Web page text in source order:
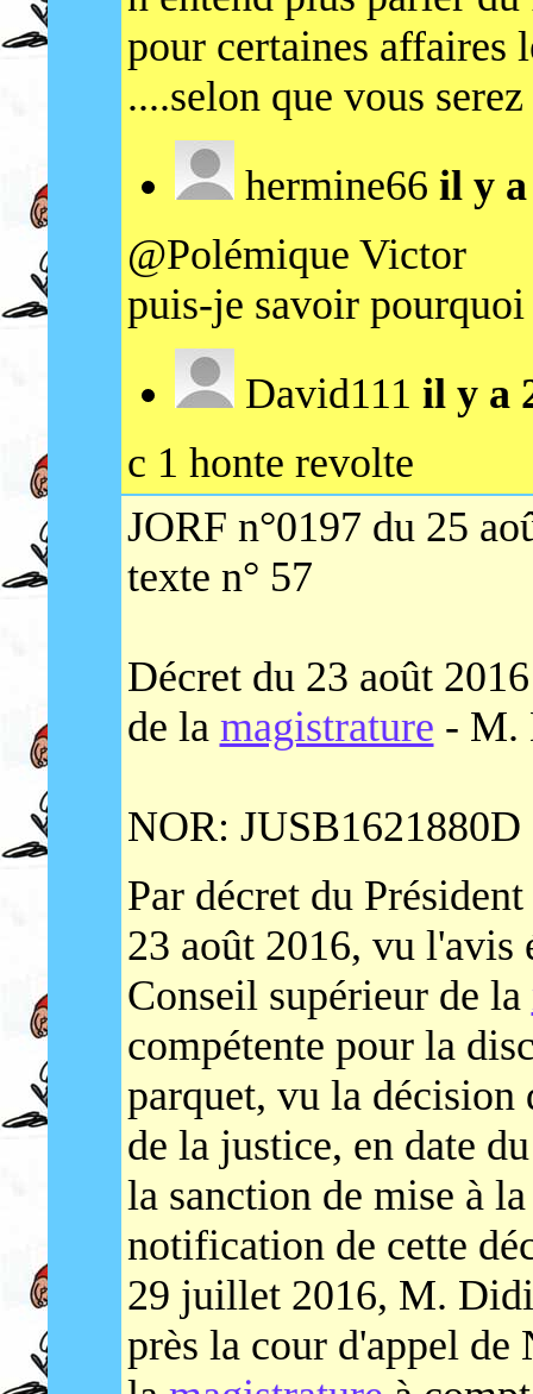
pour certaines affaires
....selon que vous
hermine66 il y
@Polémique Victor
puis-je savoir pourquoi
David111 il y a
c 1 honte revolte
JORF n°0197 du 25
texte n° 57
Décret du 23 août
de la magistrature - M.
NOR:
Par décret du
23 août 2016, vu
Conseil supérieur de la
compétente pour la
parquet, vu la décision
de la justice, en date
la sanction de mise à
notification de cette
29 juillet 2016, M.
près la cour d'appel de